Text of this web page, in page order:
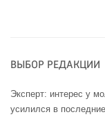
ВЫБОР РЕДАКЦИИ
Эксперт: интерес у
усилился в